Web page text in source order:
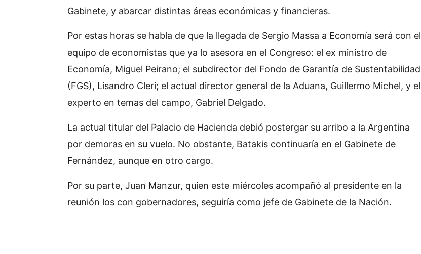
Gabinete, y abarcar distintas áreas económicas y financieras.
Por estas horas se habla de que la llegada de Sergio Massa a Economía será con el
equipo de economistas que ya lo asesora en el Congreso: el ex ministro de
Economía, Miguel Peirano; el subdirector del Fondo de Garantía de Sustentabilidad
(FGS), Lisandro Cleri; el actual director general de la Aduana, Guillermo Michel, y el
experto en temas del campo, Gabriel Delgado.
La actual titular del Palacio de Hacienda debió postergar su arribo a la Argentina
por demoras en su vuelo. No obstante, Batakis continuaría en el Gabinete de
Fernández, aunque en otro cargo.
Por su parte, Juan Manzur, quien este miércoles acompañó al presidente en la
reunión los con gobernadores, seguiría como jefe de Gabinete de la Nación.